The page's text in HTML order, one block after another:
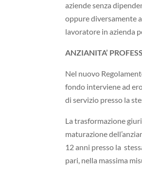
aziende senza
oppure diversamente
lavoratore in azienda
ANZIANITA’
Nel nuovo
fondo interviene ad
di servizio presso la
La trasformazione
maturazione
12 anni presso la
pari, nella massima